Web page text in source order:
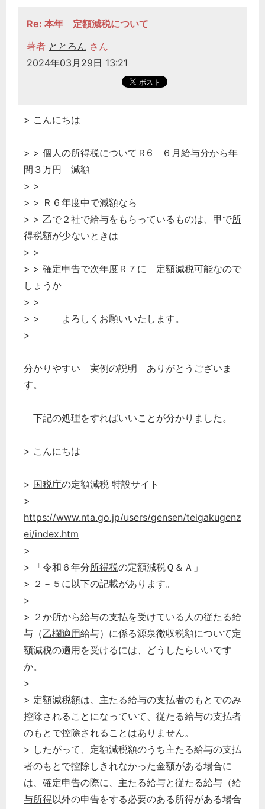
Re: 本年 定額減税について
著者 ととろん さん
2024年03月29日 13:21
> こんにちは
> > 個人の所得税についてＲ6 ６ 月給与分から年
間３万円 減額
> >
> > Ｒ６年度中で減額なら
> > 乙で２社で給与をもらっているものは、甲で所
得税額が少ないときは
> >
> > 確定申告で次年度Ｒ７に 定額減税可能なので
しょうか
> >
> > よろしくお願いいたします。
>
分かりやすい 実例の説明 ありがとうございま
す。
下記の処理をすればいいことが分かりました。
> こんにちは
> 国税庁の定額減税 特設サイト
>
https://www.nta.go.jp/users/gensen/teigakugenz
ei/index.htm
>
> 「令和６年分所得税の定額減税Ｑ＆Ａ」
> ２－５に以下の記載があります。
>
> ２か所から給与の支払を受けている人の従たる給
与（乙欄適用給与）に係る源泉徴収税額について定
額減税の適用を受けるには、どうしたらいいです
か。
>
> 定額減税額は、主たる給与の支払者のもとでのみ
控除されることになっていて、従たる給与の支払者
のもとで控除されることはありません。
> したがって、定額減税額のうち主たる給与の支払
者のもとで控除しきれなかった金額がある場合に
は、 確定申告の際に、主たる給与と従たる給与（給
与所得以外の申告をする必要のある所得がある場合
どのカテゴリーに投稿しますか？
選択してください
労務管理
税務経理
企業法務